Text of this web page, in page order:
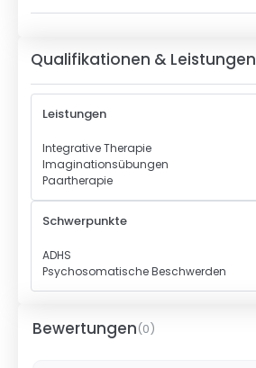
Qualifikationen & Leistungen
Leistungen
Integrative Therapie
Imaginationsübungen
Paartherapie
Schwerpunkte
ADHS
Psychosomatische Beschwerden
Bewertungen(0)